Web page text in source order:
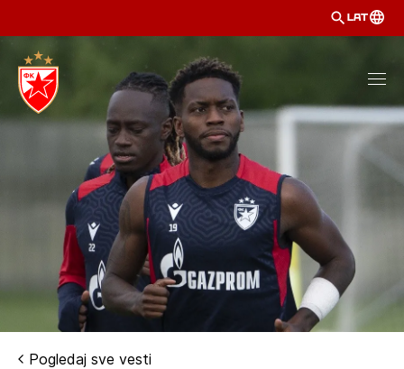
LAT
Pogledaj sve vesti